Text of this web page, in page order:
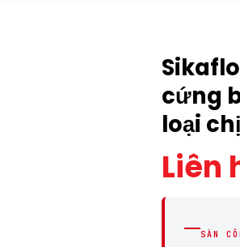
cứng
loại
Liên
SÀN